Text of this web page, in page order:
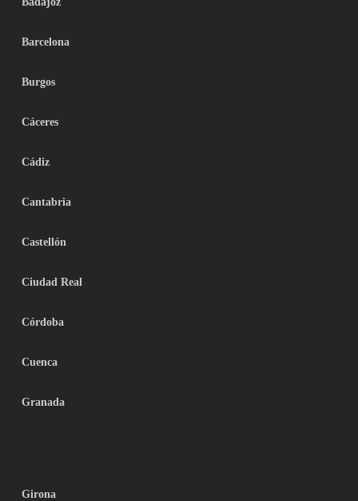
Barcelona
Burgos
Cáceres
Cádiz
Cantabria
Castellón
Ciudad Real
Córdoba
Cuenca
Granada
Girona